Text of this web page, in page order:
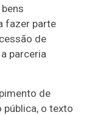
fazer parte
de
parceria
de
o texto